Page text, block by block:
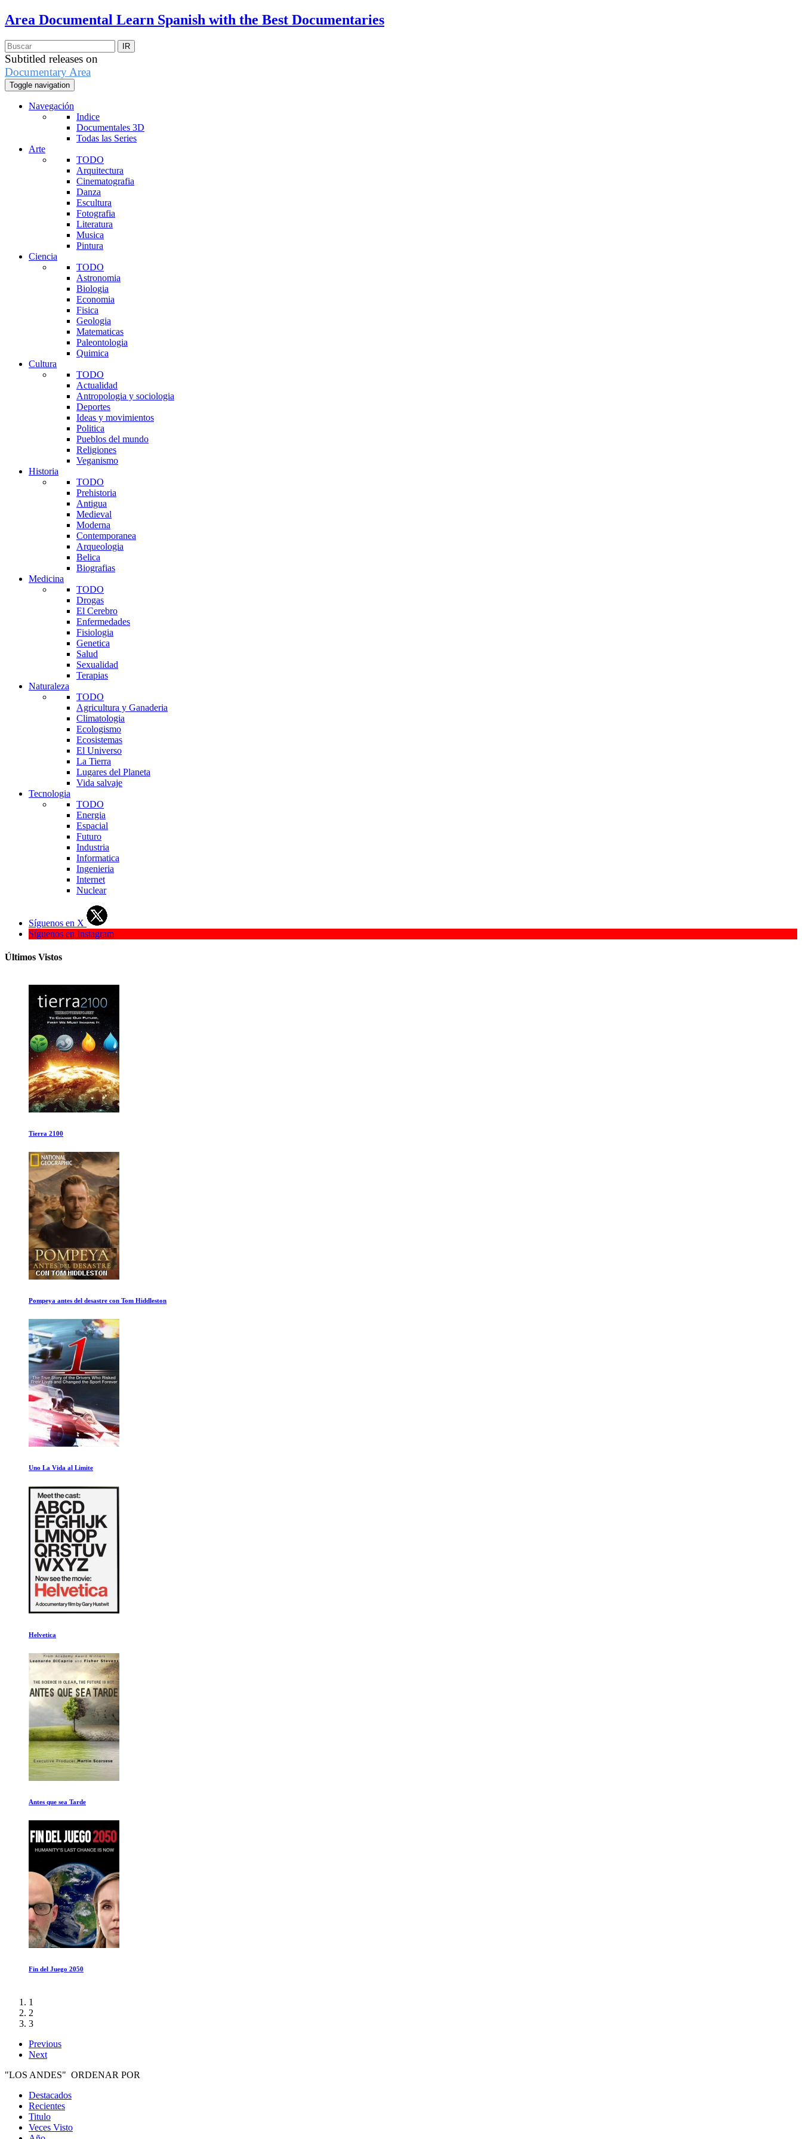
Area Documental Learn Spanish with the Best Documentaries
Subtitled releases on
Documentary Area
Toggle navigation
Navegación
Indice
Documentales 3D
Todas las Series
Arte
TODO
Arquitectura
Cinematografia
Danza
Escultura
Fotografia
Literatura
Musica
Pintura
Ciencia
TODO
Astronomia
Biologia
Economia
Fisica
Geologia
Matematicas
Paleontologia
Quimica
Cultura
TODO
Actualidad
Antropologia y sociologia
Deportes
Ideas y movimientos
Politica
Pueblos del mundo
Religiones
Veganismo
Historia
TODO
Prehistoria
Antigua
Medieval
Moderna
Contemporanea
Arqueologia
Belica
Biografias
Medicina
TODO
Drogas
El Cerebro
Enfermedades
Fisiologia
Genetica
Salud
Sexualidad
Terapias
Naturaleza
TODO
Agricultura y Ganaderia
Climatologia
Ecologismo
Ecosistemas
El Universo
La Tierra
Lugares del Planeta
Vida salvaje
Tecnologia
TODO
Energia
Espacial
Futuro
Industria
Informatica
Ingenieria
Internet
Nuclear
Síguenos en X
Síguenos en Instagram
Últimos Vistos
Life: Primates
Pequeños Gigantes
Que es una mujer
La Sal de la Tierra
De polo a polo con Will Smith Ep 5-7
Todos al Bistro
1
2
3
Previous
Next
"LOS ANDES" ORDENAR POR
Destacados
Recientes
Titulo
Veces Visto